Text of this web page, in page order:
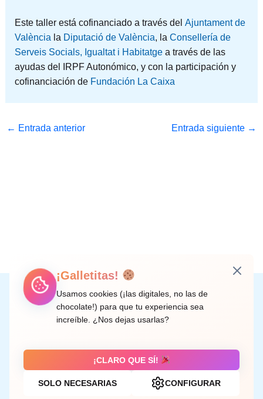
Este taller está cofinanciado a través del Ajuntament de
València la Diputació de València, la Consellería de
Serveis Socials, Igualtat i Habitatgea través de las
ayudas del IRPF Autonómico, y con la participación y
cofinanciación de Fundación La Caixa
← Entrada anterior Entrada siguiente →
Instagram
Facebook
X LinkedIn
Correo electrónico
C/ Doctor Rodríguez de la Fuente, 8 València
Aviso legal
¡Galletitas!
Usamos cookies (¡las digitales, no las de
chocolate!) para que tu experiencia sea
increíble. ¿Nos dejas usarlas?
¡CLARO QUE SÍ!
SOLO NECESARIAS CONFIGURAR